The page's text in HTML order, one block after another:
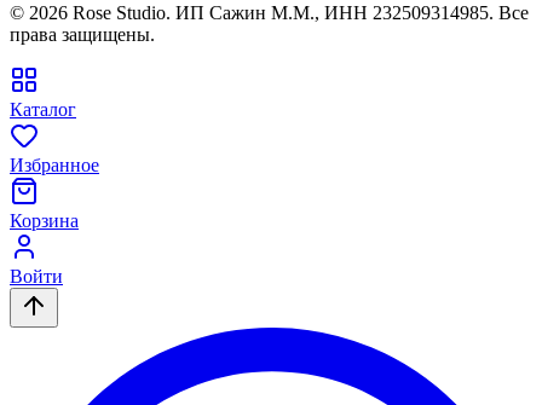
© 2026 Rose Studio. ИП Сажин М.М., ИНН 232509314985. Все
права защищены.
Каталог
Избранное
Корзина
Войти